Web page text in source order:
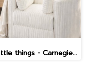
Qd little things - Carnegie Electric Recliner